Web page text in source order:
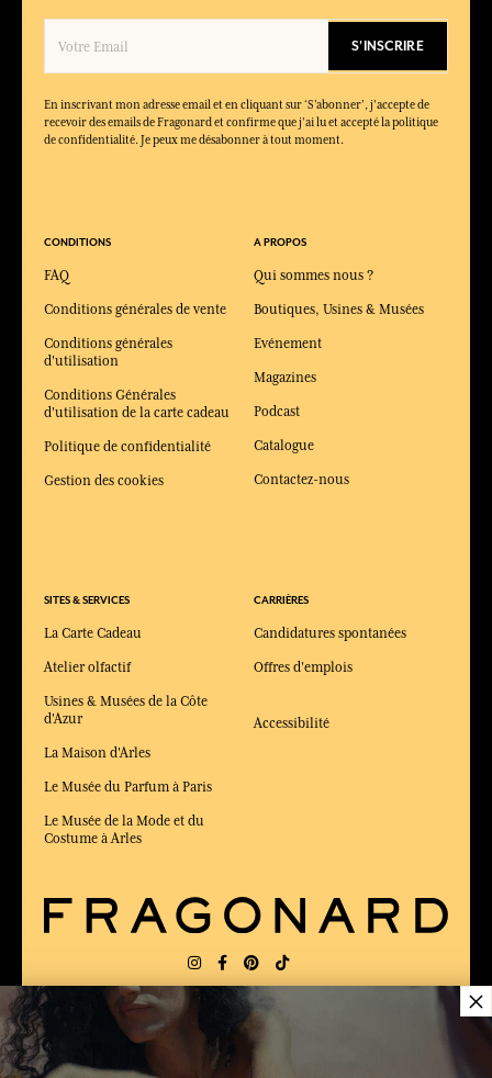
S'INSCRIRE
En inscrivant mon adresse email et en cliquant sur ‘S’abonner’, j'accepte de
recevoir des emails de Fragonard et confirme que j'ai lu et accepté la politique
de confidentialité. Je peux me désabonner à tout moment.
CONDITIONS
FAQ
Conditions générales de vente
Conditions générales
d'utilisation
Conditions Générales
d'utilisation de la carte cadeau
Politique de confidentialité
Gestion des cookies
SITES & SERVICES
La Carte Cadeau
Atelier olfactif
Usines & Musées de la Côte
d'Azur
La Maison d'Arles
Le Musée du Parfum à Paris
Le Musée de la Mode et du
Costume à Arles
A PROPOS
Qui sommes nous ?
Boutiques, Usines & Musées
Evénement
Magazines
Podcast
Catalogue
Contactez-nous
CARRIÈRES
Candidatures spontanées
Offres d'emplois
Accessibilité
FR
×